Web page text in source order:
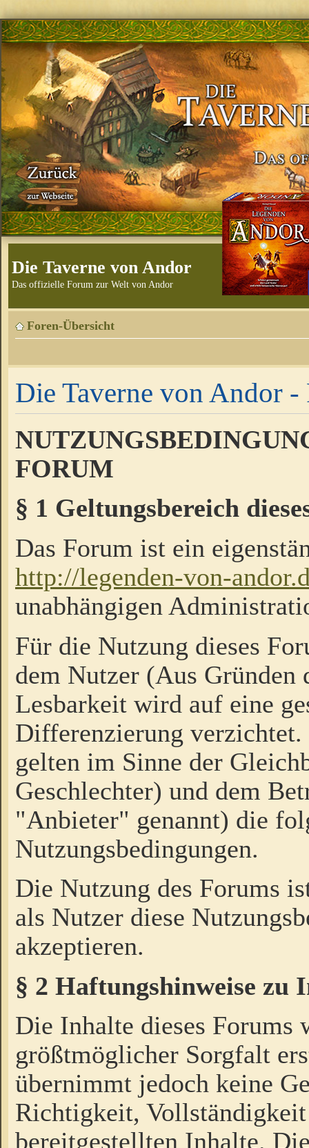
Die Taverne von Andor
Das offizielle Forum zur Welt von Andor
Foren-Übersicht
Die Taverne von Andor -
FORUM
§ 1 Geltungsbereich
Das Forum ist ein
http://legenden-von-
unabhängigen
Für die Nutzung dieses
dem Nutzer (Aus Gründen
Lesbarkeit wird auf eine
Differenzierung
gelten im Sinne der
Geschlechter) und dem
"Anbieter" genannt) die
Nutzungsbedingungen.
Die Nutzung des Forums
als Nutzer diese
akzeptieren.
§ 2 Haftungshinweise zu
Die Inhalte dieses Forums
größtmöglicher Sorgfalt
übernimmt jedoch keine
Richtigkeit,
bereitgestellten Inhalte.